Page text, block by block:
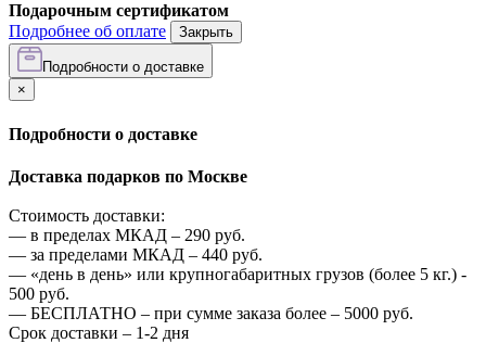
Подарочным сертификатом
Подробнее об оплате
Закрыть
Подробности о доставке
×
Подробности о доставке
Доставка подарков по Москве
Стоимость доставки:
— в пределах МКАД – 290 руб.
— за пределами МКАД – 440 руб.
— «день в день» или крупногабаритных грузов (более 5 кг.) -
500 руб.
— БЕСПЛАТНО – при сумме заказа более – 5000 руб.
Срок доставки – 1-2 дня